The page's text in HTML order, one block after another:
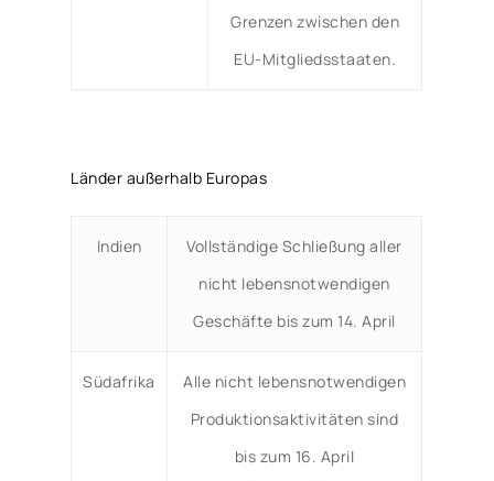
Grenzen zwischen den
EU-Mitgliedsstaaten.
Länder außerhalb Europas
Indien
Vollständige Schließung aller
nicht lebensnotwendigen
Geschäfte bis zum 14. April
Südafrika
Alle nicht lebensnotwendigen
Produktionsaktivitäten sind
bis zum 16. April